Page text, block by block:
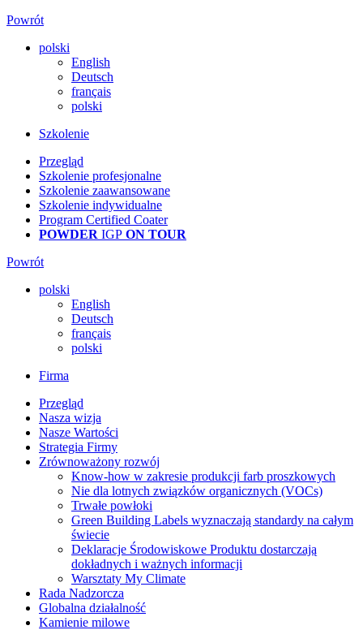
Powrót
polski
English
Deutsch
français
polski
Szkolenie
Przegląd
Szkolenie profesjonalne
Szkolenie zaawansowane
Szkolenie indywidualne
Program Certified Coater
POWDER IGP ON TOUR
Powrót
polski
English
Deutsch
français
polski
Firma
Przegląd
Nasza wizja
Nasze Wartości
Strategia Firmy
Zrównoważony rozwój
Know-how w zakresie produkcji farb proszkowych
Nie dla lotnych związków organicznych (VOCs)
Trwałe powłoki
Green Building Labels wyznaczają standardy na całym
świecie
Deklaracje Środowiskowe Produktu dostarczają
dokładnych i ważnych informacji
Warsztaty My Climate
Rada Nadzorcza
Globalna działalność
Kamienie milowe